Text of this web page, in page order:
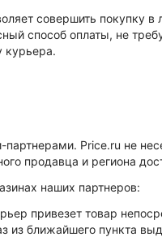
совершить покупку
способ оплаты, не
курьера.
Price.ru не
продавца и региона
наших партнеров:
привезет товар
из ближайшего пункта